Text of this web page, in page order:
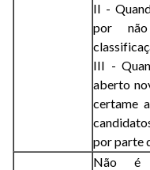
II -
por
III -
aberto
certame
por parte
Não é